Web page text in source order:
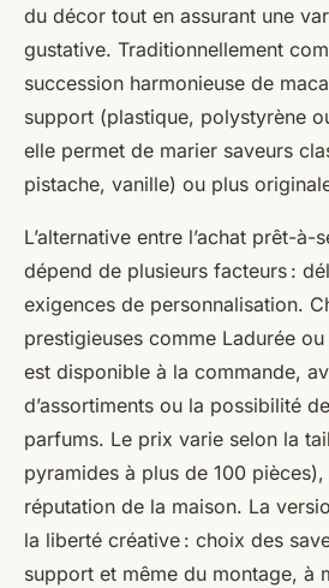
du décor tout en assurant une
gustative. Traditionnellement
succession harmonieuse de
support (plastique, polystyrène
elle permet de marier saveurs
pistache, vanille) ou plus
L’alternative entre l’achat prêt-à-
dépend de plusieurs facteurs :
exigences de personnalisation.
prestigieuses comme Ladurée
est disponible à la commande,
d’assortiments ou la possibilité
parfums. Le prix varie selon la
pyramides à plus de 100
réputation de la maison. La
la liberté créative : choix des
support et même du montage, à